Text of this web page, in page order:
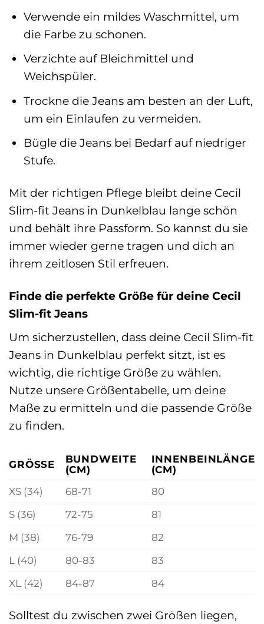
Verwende ein mildes Waschmittel, um
die Farbe zu schonen.
Verzichte auf Bleichmittel und
Weichspüler.
Trockne die Jeans am besten an der Luft,
um ein Einlaufen zu vermeiden.
Bügle die Jeans bei Bedarf auf niedriger
Stufe.
Mit der richtigen Pflege bleibt deine Cecil
Slim-fit Jeans in Dunkelblau lange schön
und behält ihre Passform. So kannst du sie
immer wieder gerne tragen und dich an
ihrem zeitlosen Stil erfreuen.
Finde die perfekte Größe für deine Cecil
Slim-fit Jeans
Um sicherzustellen, dass deine Cecil Slim-fit
Jeans in Dunkelblau perfekt sitzt, ist es
wichtig, die richtige Größe zu wählen.
Nutze unsere Größentabelle, um deine
Maße zu ermitteln und die passende Größe
zu finden.
GRÖSSE
BUNDWEITE
(CM)
INNENBEINLÄNGE
(CM)
XS (34)
68-71
80
S (36)
72-75
81
M (38)
76-79
82
L (40)
80-83
83
XL (42)
84-87 84
Solltest du zwischen zwei Größen liegen,